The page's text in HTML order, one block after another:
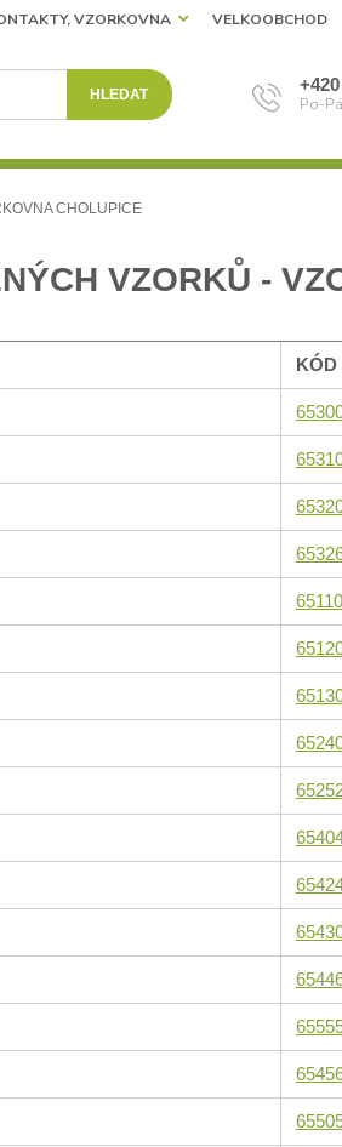
VZORKOVNA VELKOOBCHOD
HLEDAT Po-
CHOLUPICE
VZORKŮ -
KÓD